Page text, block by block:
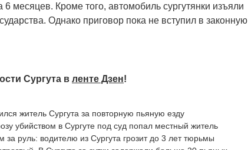
месяцев. Кроме того, автомобиль сургутянки изъяли
Однако приговор пока не вступил в законную
Сургута в ленте Дзен!
житель Сургута за повторную пьяную езду
убийством в Сургуте под суд попал местный житель
за руль: водителю из Сургута грозит до 3 лет тюрьмы